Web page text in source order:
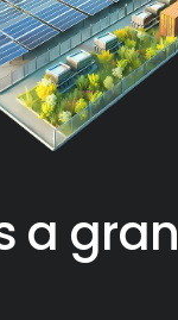
a gran